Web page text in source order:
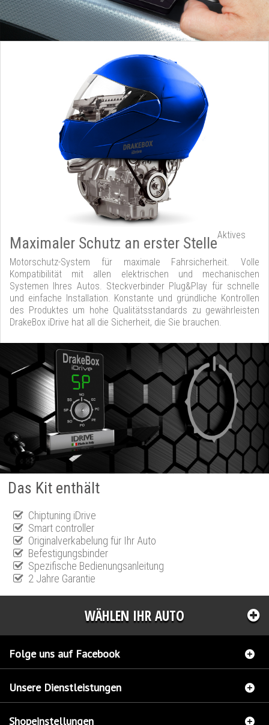
Maximaler Schutz an erster StelleAktives
Motorschutz-System für maximale Fahrsicherheit. Volle
Kompatibilität mit allen elektrischen und mechanischen
Systemen Ihres Autos. Steckverbinder Plug&Play für schnelle
und einfache Installation. Konstante und gründliche Kontrollen
des Produktes um hohe Qualitätsstandards zu gewährleisten
DrakeBox iDrive hat all die Sicherheit, die Sie brauchen.
Das Kit enthält
Chiptuning iDrive
Smart controller
Originalverkabelung für Ihr Auto
Befestigungsbinder
Spezifische Bedienungsanleitung
2 Jahre Garantie
WÄHLEN IHR AUTO
Folge uns auf Facebook
Unsere Dienstleistungen
Shopeinstellungen